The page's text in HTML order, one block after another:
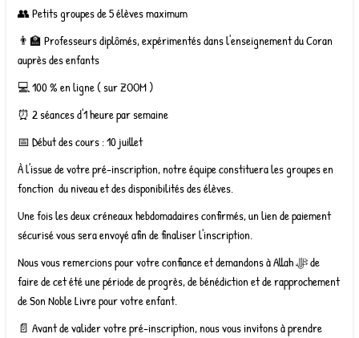
👥 Petits groupes de 5 élèves maximum
👨‍🏫 Professeurs diplômés, expérimentés dans l'enseignement du Coran
auprès des enfants
💻 100 % en ligne ( sur ZOOM )
⏰ 2 séances d'1 heure par semaine
📅 Début des cours : 10 juillet
À l'issue de votre pré-inscription, notre équipe constituera les groupes en
fonction du niveau et des disponibilités des élèves.
Une fois les deux créneaux hebdomadaires confirmés, un lien de paiement
sécurisé vous sera envoyé afin de finaliser l'inscription.
Nous vous remercions pour votre confiance et demandons à Allah ﷻ de
faire de cet été une période de progrès, de bénédiction et de rapprochement
de Son Noble Livre pour votre enfant.
📄 Avant de valider votre pré-inscription, nous vous invitons à prendre